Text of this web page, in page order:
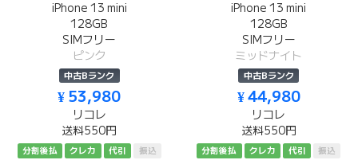
iPhone 13 mini
128GB
SIMフリー
ピンク
中古Bランク
¥ 53,980
リコレ
送料550円
分割後払 クレカ 代引 振込
iPhone 13 mini
128GB
SIMフリー
ミッドナイト
中古Bランク
¥ 44,980
リコレ
送料550円
分割後払 クレカ 代引 振込